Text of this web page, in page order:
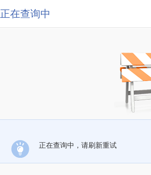
正在查询中
正在查询中，请刷新重试